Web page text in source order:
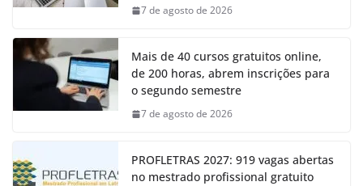
7 de agosto de 2026
Mais de 40 cursos gratuitos online,
de 200 horas, abrem inscrições para
o segundo semestre
7 de agosto de 2026
PROFLETRAS 2027: 919 vagas abertas
no mestrado profissional gratuito